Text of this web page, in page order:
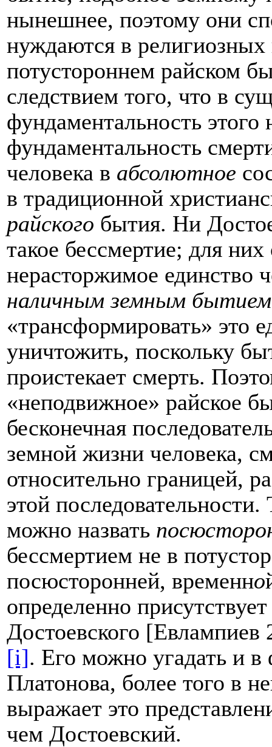
нынешнее, поэтому они
нуждаются в религиозных
потустороннем райском
следствием того, что в
фундаментальность этого
фундаментальность
человека в абсолютное
в традиционной
райского бытия. Ни
такое бессмертие; для
нерасторжимое единство
наличным земным бытием
«трансформировать» это
уничтожить, поскольку
проистекает смерть.
«неподвижное» райское
бесконечная
земной жизни человека,
относительно границей,
этой последовательности.
можно назвать
бессмертием не в
посюсторонней, временно
определенно
Достоевского
[i]. Его можно угадать и
Платонова, более того в
выражает это
чем Достоевский.